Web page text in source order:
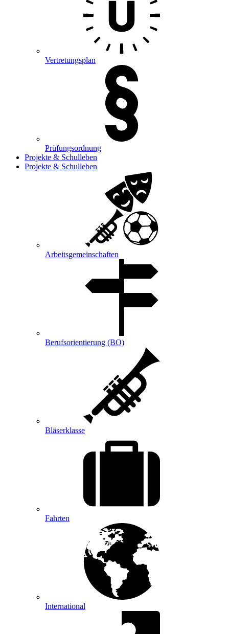
Vertretungsplan
Prüfungsordnung
Projekte & Schulleben
Projekte & Schulleben
Arbeitsgemeinschaften
Berufsorientierung (BO)
Bläserklasse
Fahrten
International